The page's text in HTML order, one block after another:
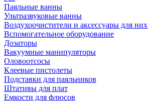
Паяльные ванны
Ультразвуковые ванны
Воздухоочистители и аксессуары для них
Вспомогательное оборудование
Дозаторы
Вакуумные манипуляторы
Оловоотсосы
Клеевые пистолеты
Подставки для паяльников
Штативы для плат
Емкости для флюсов